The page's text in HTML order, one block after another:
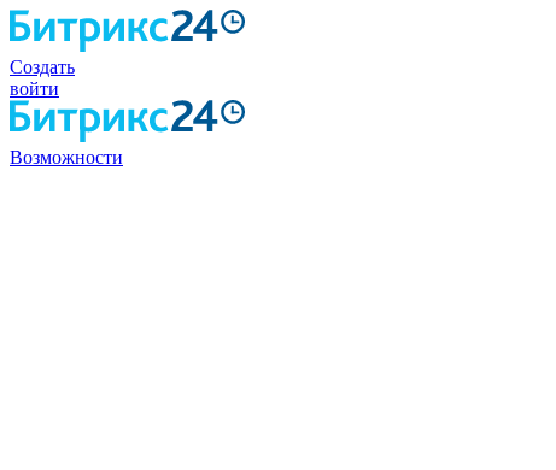
Создать
войти
Возможности